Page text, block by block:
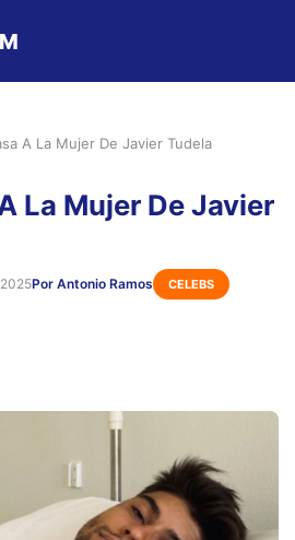
A La Mujer De Javier Tudela
La Mujer De Javier
Por Antonio Ramos CELEBS